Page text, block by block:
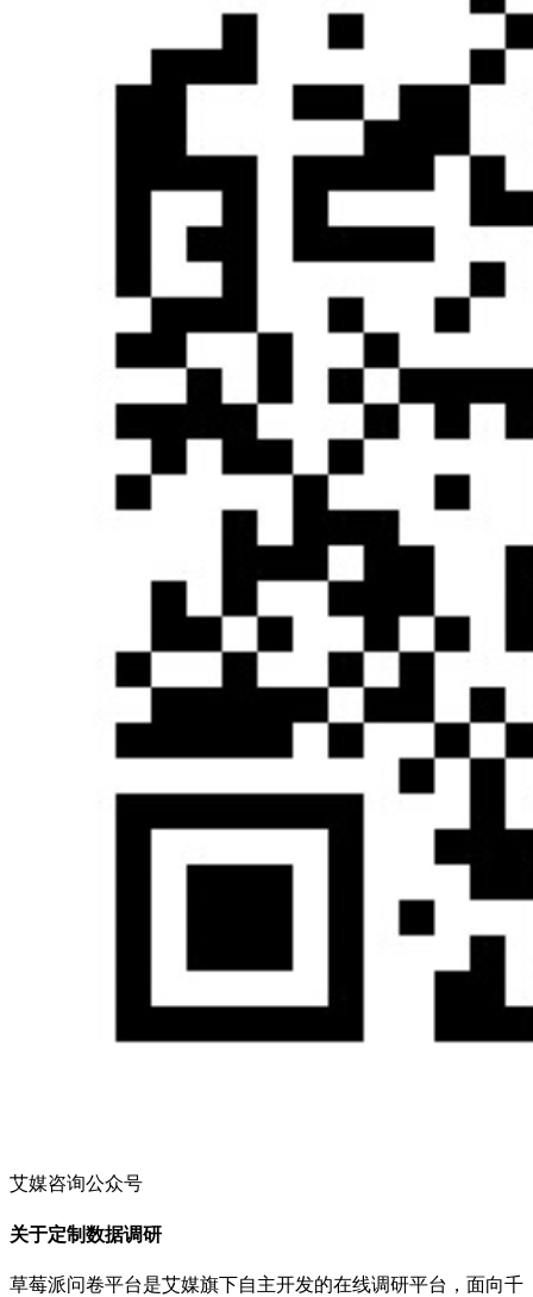
艾媒咨询公众号
关于定制数据调研
草莓派问卷平台是艾媒旗下自主开发的在线调研平台，面向千